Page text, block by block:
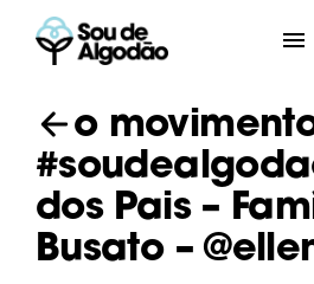
o
dos Pais –
Busato –